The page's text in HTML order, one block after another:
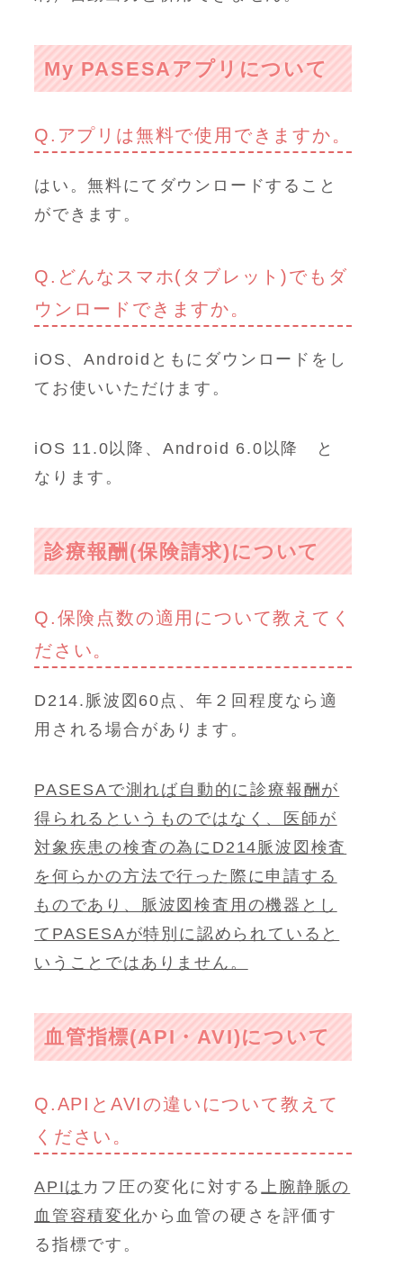
My PASESAアプリについて
Q.アプリは無料で使用できますか。
はい。無料にてダウンロードすること
ができます。
Q.どんなスマホ(タブレット)でもダ
ウンロードできますか。
iOS、Androidともにダウンロードをし
てお使いいただけます。
iOS 11.0以降、Android 6.0以降 と
なります。
診療報酬(保険請求)について
Q.保険点数の適用について教えてく
ださい。
D214.脈波図60点、年２回程度なら適
用される場合があります。
PASESAで測れば自動的に診療報酬が
得られるというものではなく、医師が
対象疾患の検査の為にD214脈波図検査
を何らかの方法で行った際に申請する
ものであり、脈波図検査用の機器とし
てPASESAが特別に認められていると
いうことではありません。
血管指標(API・AVI)について
Q.APIとAVIの違いについて教えて
ください。
APIは カフ圧の変化に対する
上腕静脈の
血管容積変化から血管の硬さを評価す
る指標です。